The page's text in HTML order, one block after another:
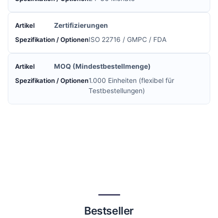
Zertifizierungen
ISO 22716 / GMPC / FDA
MOQ (Mindestbestellmenge)
1.000 Einheiten (flexibel für
Testbestellungen)
Bestseller